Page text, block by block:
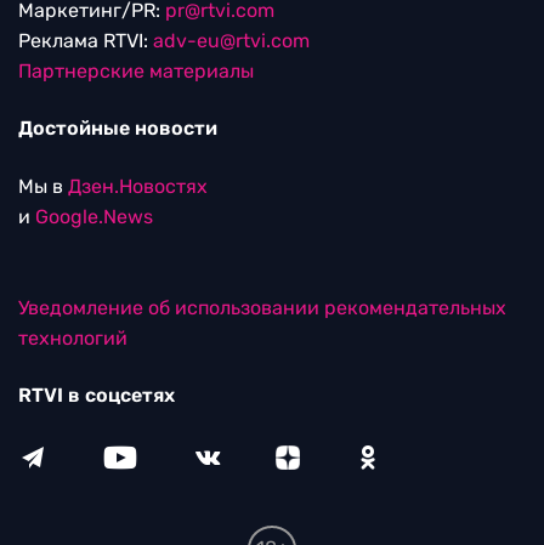
Маркетинг/PR: pr@rtvi.com
Реклама RTVI: adv-eu@rtvi.com
Партнерские материалы
Достойные новости
Мы в Дзен.Новостях
и Google.News
Уведомление об использовании рекомендательных
технологий
RTVI в соцсетях